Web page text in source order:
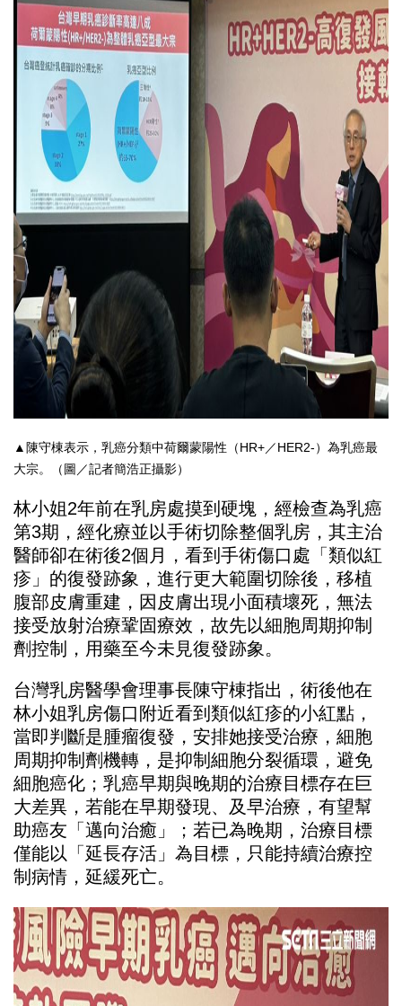
▲陳守棟表示，乳癌分類中荷爾蒙陽性（HR+／HER2-）為乳癌最
大宗。（圖／記者簡浩正攝影）
林小姐2年前在乳房處摸到硬塊，經檢查為乳癌
第3期，經化療並以手術切除整個乳房，其主治
醫師卻在術後2個月，看到手術傷口處「類似紅
疹」的復發跡象，進行更大範圍切除後，移植
腹部皮膚重建，因皮膚出現小面積壞死，無法
接受放射治療鞏固療效，故先以細胞周期抑制
劑控制，用藥至今未見復發跡象。
台灣乳房醫學會理事長陳守棟指出，術後他在
林小姐乳房傷口附近看到類似紅疹的小紅點，
當即判斷是腫瘤復發，安排她接受治療，細胞
周期抑制劑機轉，是抑制細胞分裂循環，避免
細胞癌化；乳癌早期與晚期的治療目標存在巨
大差異，若能在早期發現、及早治療，有望幫
助癌友「邁向治癒」；若已為晚期，治療目標
僅能以「延長存活」為目標，只能持續治療控
制病情，延緩死亡。